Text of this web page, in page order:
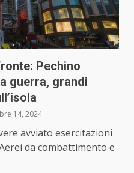
Pechino
guerra, grandi
14, 2024
avviato esercitazioni
da combattimento e